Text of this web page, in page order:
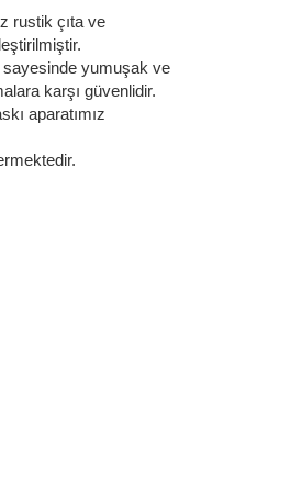
rustik çıta ve
sayesinde yumuşak ve
karşı güvenlidir.
aparatımız